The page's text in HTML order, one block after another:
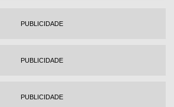
PUBLICIDADE
PUBLICIDADE
PUBLICIDADE